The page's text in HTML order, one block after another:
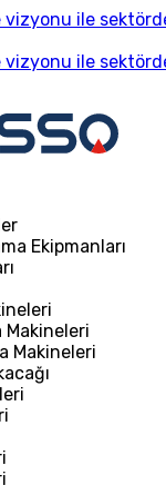
ile
ile
Ekipmanları
Makineleri
Makineleri